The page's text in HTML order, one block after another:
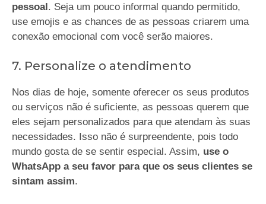
pessoal. Seja um pouco informal quando permitido,
use emojis e as chances de as pessoas criarem uma
conexão emocional com você serão maiores.
7. Personalize o atendimento
Nos dias de hoje, somente oferecer os seus produtos
ou serviços não é suficiente, as pessoas querem que
eles sejam personalizados para que atendam às suas
necessidades. Isso não é surpreendente, pois todo
mundo gosta de se sentir especial. Assim, use o
WhatsApp a seu favor para que os seus clientes se
sintam assim.